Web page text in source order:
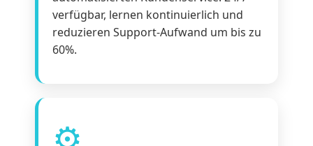
verfügbar, lernen kontinuierlich und
reduzieren Support-Aufwand um bis zu
60%.